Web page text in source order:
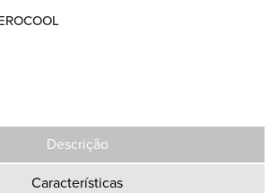
Descrição
Características